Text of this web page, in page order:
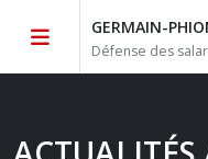
GERMAIN-
Défense des